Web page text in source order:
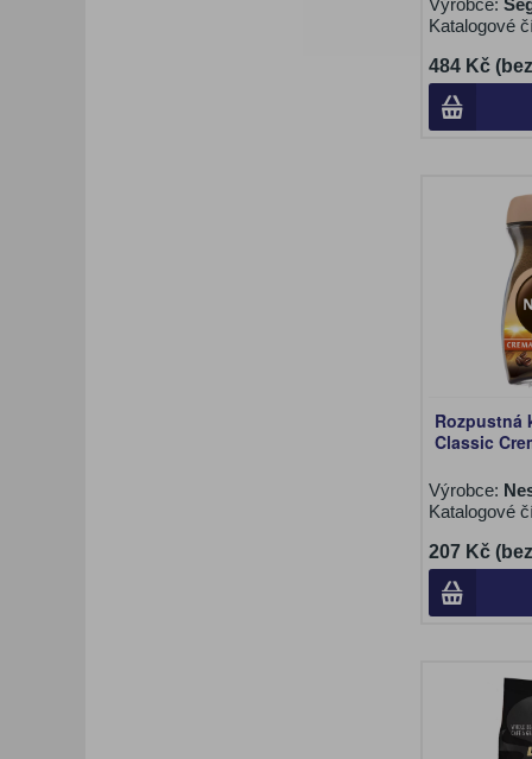
Výrobce:
Katalogové
484 Kč
Rozpustná
Classic
Výrobce:
Katalogové
207 Kč